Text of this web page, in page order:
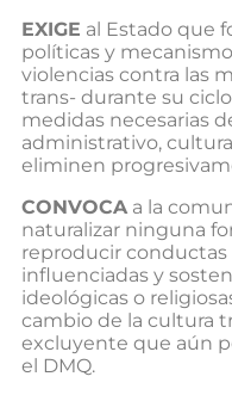
EXIGE al Estado que
políticas y
violencias contra las
trans- durante su
medidas necesarias
administrativo,
eliminen
CONVOCAa la
naturalizar ninguna
reproducir conductas
influenciadas y
ideológicas o
cambio de la cultura
excluyente que aún
el DMQ.